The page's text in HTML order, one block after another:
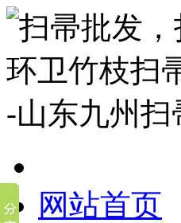
网站首页